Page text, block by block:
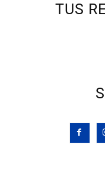
TUS